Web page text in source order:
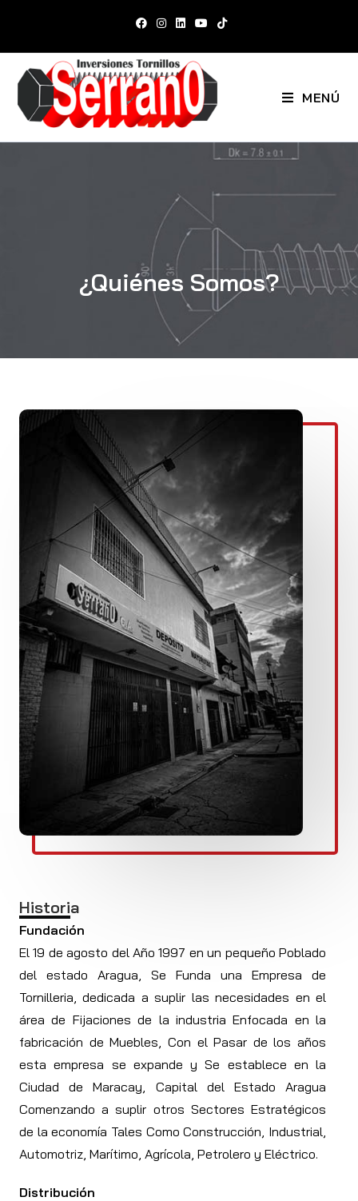
MENÚ
¿Quiénes Somos?
Historia
Fundación
El 19 de agosto del Año 1997 en un pequeño Poblado
del estado Aragua, Se Funda una Empresa de
Tornilleria, dedicada a suplir las necesidades en el
área de Fijaciones de la industria Enfocada en la
fabricación de Muebles, Con el Pasar de los años
esta empresa se expande y Se establece en la
Ciudad de Maracay, Capital del Estado Aragua
Comenzando a suplir otros Sectores Estratégicos
de la economía Tales Como Construcción, Industrial,
Automotriz, Marítimo, Agrícola, Petrolero y Eléctrico.
Distribución